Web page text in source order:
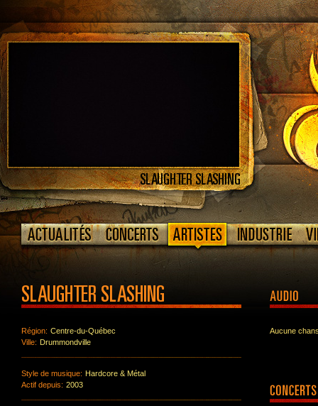
Région: Centre-du-Québec
Ville: Drummondville
Style de musique: Hardcore & Métal
Actif depuis: 2003
Aucune